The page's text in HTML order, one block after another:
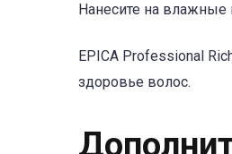
Нанесите на влажные
EPICA Professional
здоровье волос.